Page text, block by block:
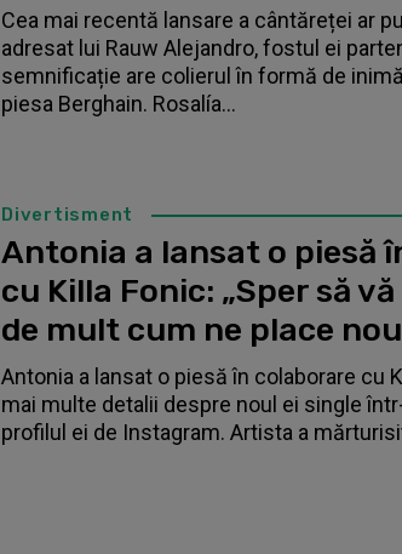
Cea mai recentă lansare a cântăreței ar
adresat lui Rauw Alejandro, fostul ei
semnificație are colierul în formă de
piesa Berghain. Rosalía...
Divertisment
Antonia a lansat o piesă
cu Killa Fonic: „Sper să
de mult cum ne place
Antonia a lansat o piesă în colaborare cu
mai multe detalii despre noul ei single
profilul ei de Instagram. Artista a